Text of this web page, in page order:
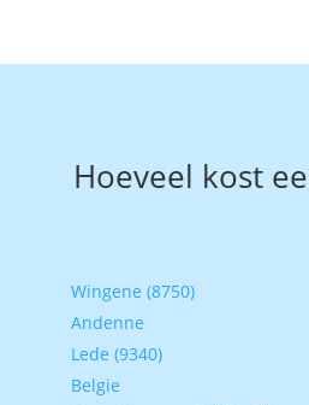
Hoeveel kost
Wingene (8750)
Andenne
Lede (9340)
Belgie